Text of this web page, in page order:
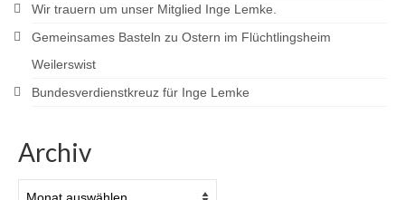
Wir trauern um unser Mitglied Inge Lemke.
Gemeinsames Basteln zu Ostern im Flüchtlingsheim
Weilerswist
Bundesverdienstkreuz für Inge Lemke
Archiv